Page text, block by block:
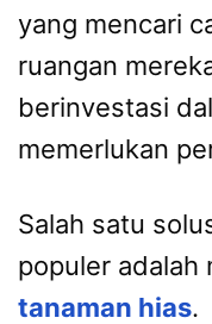
yang mencari
ruangan
berinvestasi
memerlukan
Salah satu
populer adalah
tanaman hias.